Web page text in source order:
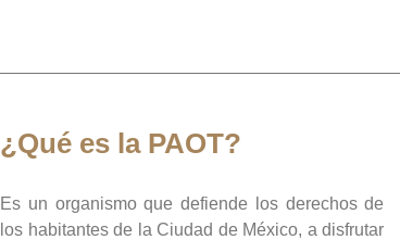
¿Qué es la PAOT?
Es un organismo que defiende los derechos de
los habitantes de la Ciudad de México, a disfrutar